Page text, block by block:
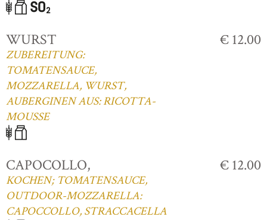
WURST
ZUBEREITUNG:
TOMATENSAUCE,
MOZZARELLA, WURST,
AUBERGINEN AUS: RICOTTA-
MOUSSE
€ 12.00
CAPOCOLLO,
KOCHEN; TOMATENSAUCE,
OUTDOOR-MOZZARELLA:
CAPOCCOLLO, STRACCACELLA
€ 12.00